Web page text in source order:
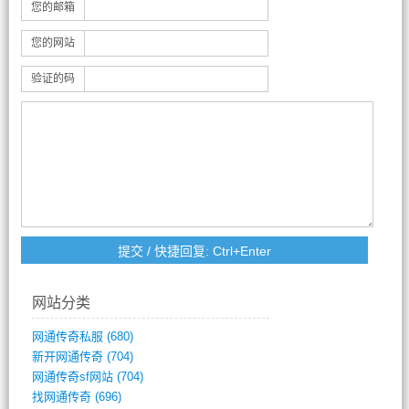
您的邮箱
您的网站
验证的码
网站分类
网通传奇私服 (680)
新开网通传奇(704)
网通传奇sf网站(704)
找网通传奇(696)